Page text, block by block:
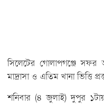
সিলেটের গোলাপগঞ্জে সফর
মাদ্রাসা ও এতিম খানা ভিত্তি
শনিবার (৪ জুলাই) দুপুর